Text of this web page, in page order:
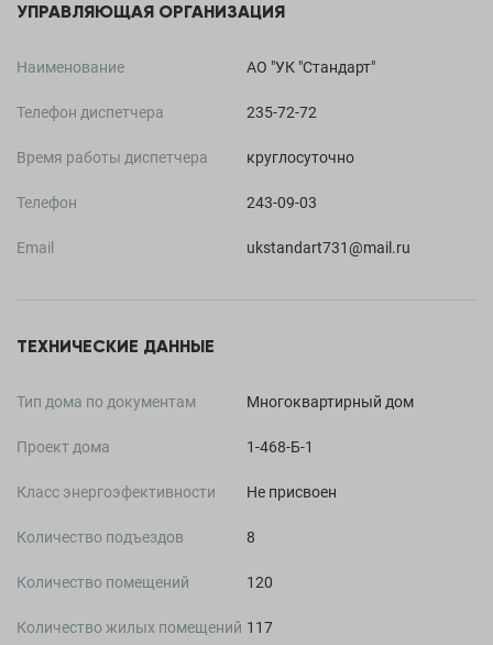
УПРАВЛЯЮЩАЯ ОРГАНИЗАЦИЯ
Наименование АО "УК "Стандарт"
Телефон диспетчера 235-72-72
Время работы диспетчера круглосуточно
Телефон 243-09-03
Email ukstandart731@mail.ru
ТЕХНИЧЕСКИЕ ДАННЫЕ
Тип дома по документам Многоквартирный дом
Проект дома 1-468-Б-1
Класс энергоэфективности Не присвоен
Количество подъездов 8
Количество помещений 120
Количество жилых помещений 117